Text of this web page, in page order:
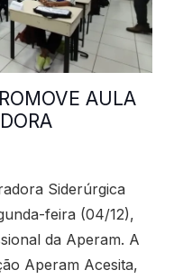
AULA
Siderúrgica
feira (04/12),
da Aperam. A
Aperam Acesita,